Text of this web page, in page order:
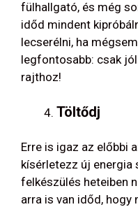
fülhallgató, és még
időd mindent
lecserélni, ha
legfontosabb: csak
rajthoz!
Töltődj
Erre is igaz az előbbi
kísérletezz új energia
felkészülés heteiben
arra is van időd,